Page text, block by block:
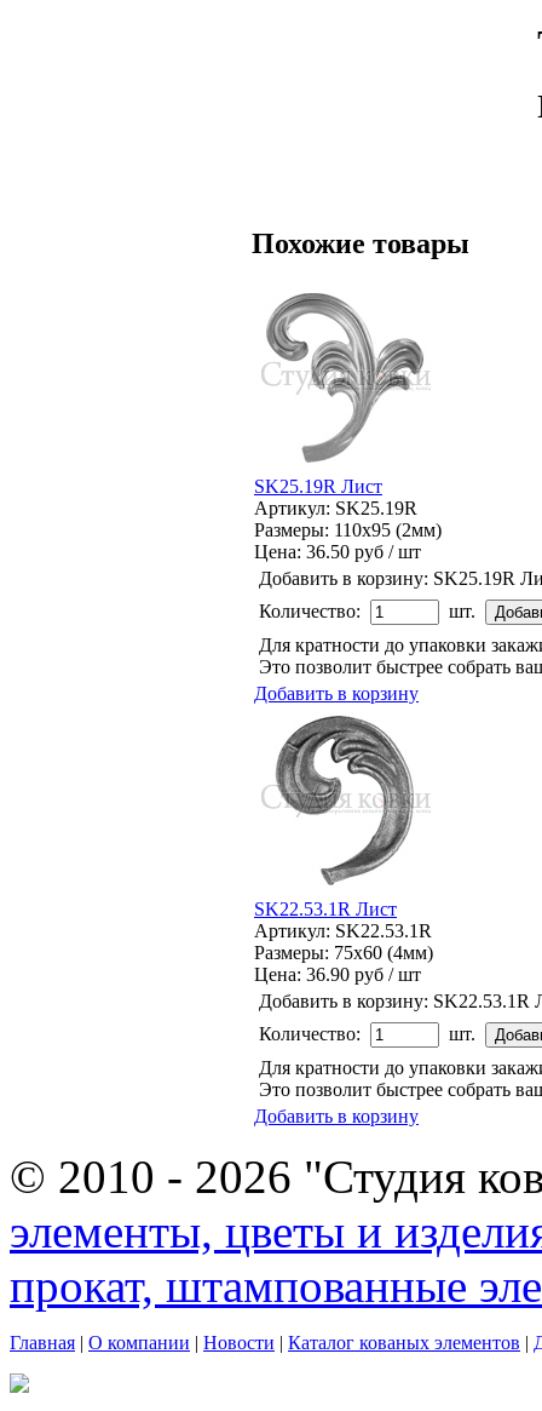
Похожие товары
SK25.19R Лист
Артикул: SK25.19R
Размеры: 110x95 (2мм)
Цена: 36.50 руб / шт
Добавить в корзину: SK25.19R
Количество:
шт.
Для кратности до упаковки
Это позволит быстрее собрать
Добавить в корзину
SK22.53.1R Лист
Артикул: SK22.53.1R
Размеры: 75x60 (4мм)
Цена: 36.90 руб / шт
Добавить в корзину: SK22.53.1R
Количество:
шт.
Для кратности до упаковки
Это позволит быстрее собрать
Добавить в корзину
© 2010 - 2026 "Студия
элементы, цветы и
прокат, штампованные
Главная | О компании | Новости | Каталог кованых элементов |